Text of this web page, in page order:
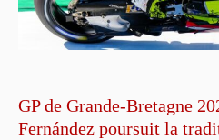
GP de Grande-Bretagne
Fernández poursuit la